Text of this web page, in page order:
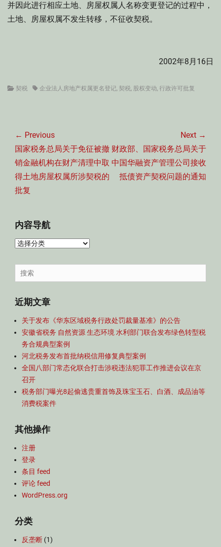
并因此进行相应土地、房屋权属人名称变更登记的过程中，
土地、房屋权属不发生转移，不征收契税。
2002年8月16日
Categories
契税 Tags企业法人房地产权属更名登记, 契税, 股权变动, 行政许可批复
章
导
航
← Previous
Previous
post:
国家税务总局关于免征被撤
销金融机构在财产清理中取
得土地房屋权属所涉契税的
批复
Next →
Next
post:
财政部、国家税务总局关于
中国华融资产管理公司接收
抵债资产契税问题的通知
内容导航
内
导
航
Search
for:
近期文章
关于发布《华东区域税务行政处罚裁量基准》的公告
安徽省税务 自然资源 生态环境 水利部门联合发布绿色转型税
务合规典型案例
河北税务发布首批纳税信用修复典型案例
全国八部门常态化联合打击涉税违法犯罪工作推进会议在京
召开
税务部门曝光8起偷逃贵重首饰及珠宝玉石、白酒、成品油等
消费税案件
其他操作
注册
登录
条目 feed
评论 feed
WordPress.org
分类
反垄断 (1)